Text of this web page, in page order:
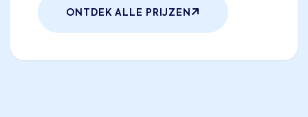
ONTDEK ALLE PRIJZEN